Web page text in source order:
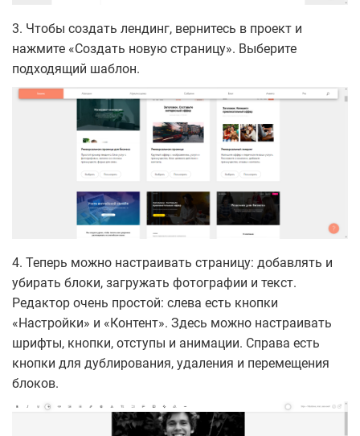
3. Чтобы создать лендинг, вернитесь в проект и
нажмите «Создать новую страницу». Выберите
подходящий шаблон.
4. Теперь можно настраивать страницу: добавлять и
убирать блоки, загружать фотографии и текст.
Редактор очень простой: слева есть кнопки
«Настройки» и «Контент». Здесь можно настраивать
шрифты, кнопки, отступы и анимации. Справа есть
кнопки для дублирования, удаления и перемещения
блоков.